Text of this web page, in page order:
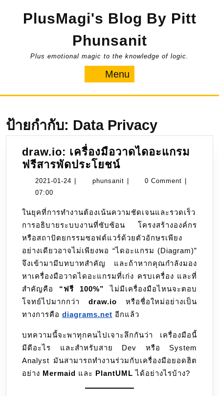
PlusMagi's Blog By Pitt
Phunsanit
Plus emotional magic to the knowledge of logic.
Menu
ป้ายกำกับ: Data Privacy
draw.io: เครื่องมือวาดไดอะแกรม
ฟรีสารพัดประโยชน์draw.io:
เครื่อง
ไดอะแกรม
ฟรี
สารพัด
ประโยชน์
2021-01-24 2021- phunsanit phunsanit0 Comment
07:00
ในยุคที่การทำงานต้องเน้นความชัดเจนและรวดเร็ว
การอธิบายระบบงานที่ซับซ้อน โครงสร้างองค์กร
หรือสถาปัตยกรรมซอฟต์แวร์ด้วยตัวอักษรเพียง
อย่างเดียวอาจไม่เพียงพอ “ไดอะแกรม (Diagram)”
จึงเข้ามามีบทบาทสำคัญ และถ้าหากคุณกำลังมอง
หาเครื่องมือวาดไดอะแกรมที่เก่ง ครบเครื่อง และที่
สำคัญคือ “ฟรี 100%”
ไม่มีเครื่องมือไหนจะตอบ
โจทย์ไปมากกว่า draw.io หรือชื่อใหม่อย่างเป็น
ทางการคือ diagrams.net อีกแล้ว
บทความนี้จะพาทุกคนไปเจาะลึกกันว่า เครื่องมือนี้
มีดีอะไร และสำหรับสาย Dev หรือ System
Analyst มันสามารถทำงานร่วมกับเครื่องมือยอดฮิต
อย่าง Mermaid และ PlantUML ได้อย่างไรบ้าง?